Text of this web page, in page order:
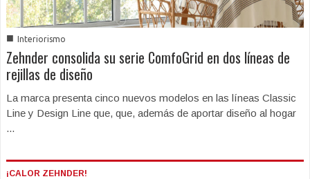
■ Interiorismo
Zehnder consolida su serie ComfoGrid en dos líneas de
rejillas de diseño
La marca presenta cinco nuevos modelos en las líneas Classic
Line y Design Line que, que, además de aportar diseño al hogar
...
¡CALOR ZEHNDER!